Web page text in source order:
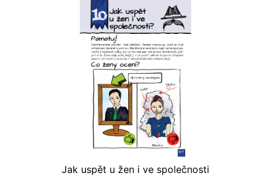
Jak uspět u žen i ve společnosti